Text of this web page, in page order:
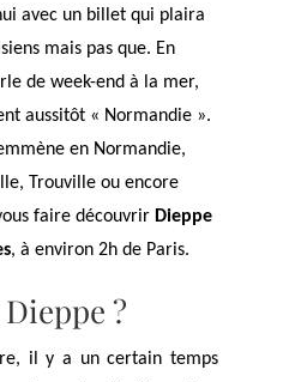
avec un billet qui plaira
mais pas que. En
de week-end à la mer,
aussitôt « Normandie ».
en Normandie,
Trouville ou encore
faire découvrir Dieppe
, à environ 2h de Paris.
?
il y a un certain temps